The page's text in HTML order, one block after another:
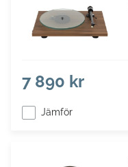
7 890 kr
Jämför